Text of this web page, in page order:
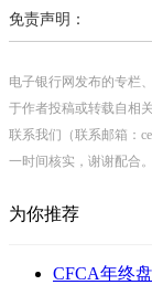
免责声明：
电子银行网发布的专栏
于作者投稿或转载自相
联系我们（联系邮箱：
一时间核实，谢谢配合。
为你推荐
CFCA年终